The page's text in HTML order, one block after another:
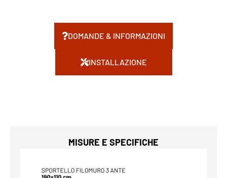
DOMANDE & INFORMAZIONI
INSTALLAZIONE
MISURE E SPECIFICHE